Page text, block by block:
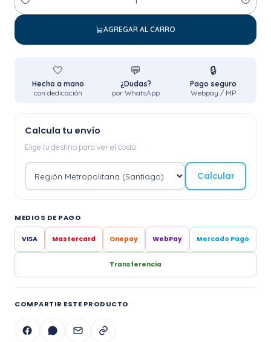
Cantidad
AGREGAR AL CARRO
🤍
Hecho a mano
con dedicación
💬
¿Dudas?
por WhatsApp
🔒
Pago seguro
Webpay / MP
Calcula tu envío
Elige tu destino para ver el costo.
Calcular
MEDIOS DE PAGO
VISA Mastercard Onepay WebPay Mercado Pago
Transferencia
COMPARTIR ESTE PRODUCTO